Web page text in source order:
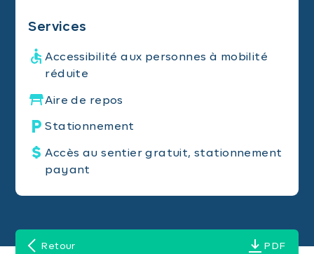
Services
Accessibilité aux personnes à mobilité
réduite
Aire de repos
Stationnement
Accès au sentier gratuit, stationnement
payant
Retour PDF